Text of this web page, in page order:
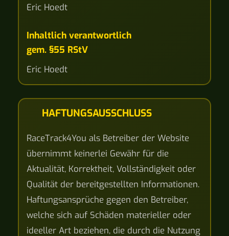
Eric Hoedt
Inhaltlich verantwortlich
gem. §55 RStV
Eric Hoedt
HAFTUNGSAUSSCHLUSS
RaceTrack4You als Betreiber der Website
übernimmt keinerlei Gewähr für die
Aktualität, Korrektheit, Vollständigkeit oder
Qualität der bereitgestellten Informationen.
Haftungsansprüche gegen den Betreiber,
welche sich auf Schäden materieller oder
ideeller Art beziehen, die durch die Nutzung